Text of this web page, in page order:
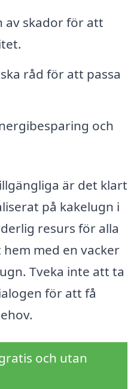
av skador för att
råd för att passa
och
är det klart
på kakelugn i
resurs för alla
med en vacker
Tveka inte att ta
för att få
och utan